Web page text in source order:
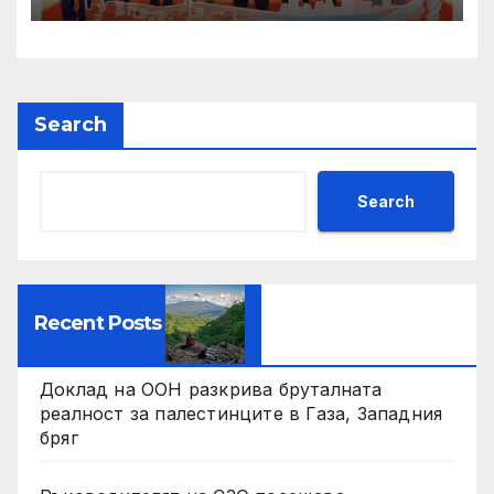
Search
Search
Recent Posts
Доклад на ООН разкрива бруталната
реалност за палестинците в Газа, Западния
бряг